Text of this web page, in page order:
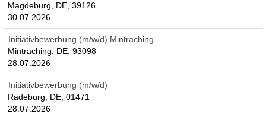
Magdeburg, DE, 39126
30.07.2026
Initiativbewerbung (m/w/d) Mintraching
Mintraching, DE, 93098
28.07.2026
Initiativbewerbung (m/w/d)
Radeburg, DE, 01471
28.07.2026